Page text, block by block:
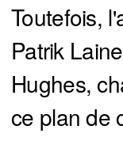
Toutefois,
Patrik
Hughes,
ce plan de